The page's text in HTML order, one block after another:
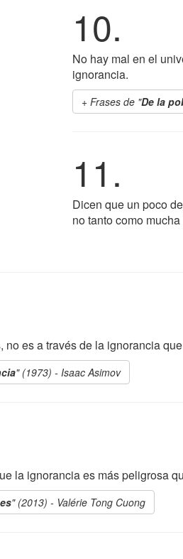
10.
No hay mal en el
ignorancia.
Frases de "De la
11.
Dicen que un poco
no tanto como
es a través de la ignorancia
" (1973) - Isaac Asimov
la ignorancia es más peligrosa
" (2013) - Valérie Tong Cuong